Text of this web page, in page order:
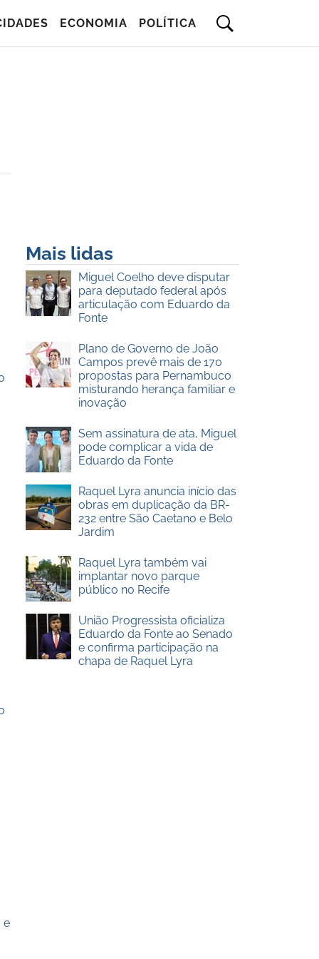
ECONOMIA POLÍTICA
e
Mais lidas
Miguel Coelho deve disputar
para deputado federal após
articulação com Eduardo da
Fonte
Plano de Governo de João
Campos prevê mais de 170
propostas para Pernambuco
misturando herança familiar e
inovação
Sem assinatura de ata, Miguel
pode complicar a vida de
Eduardo da Fonte
Raquel Lyra anuncia início das
obras em duplicação da BR-
232 entre São Caetano e Belo
Jardim
Raquel Lyra também vai
implantar novo parque
público no Recife
União Progressista oficializa
Eduardo da Fonte ao Senado
e confirma participação na
chapa de Raquel Lyra